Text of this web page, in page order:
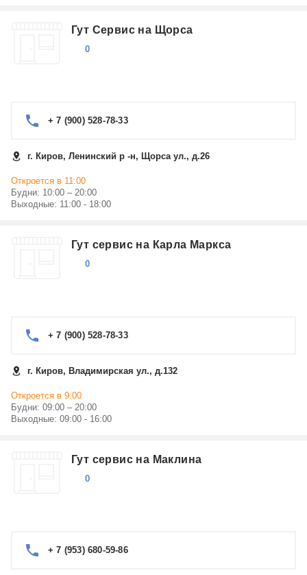
Гут Сервис на Щорса
0
+ 7 (900) 528-78-33
г. Киров, Ленинский р -н, Щорса ул., д.26
Откроется в 11:00
Будни: 10:00 – 20:00
Выходные: 11:00 - 18:00
Гут сервис на Карла Маркса
0
+ 7 (900) 528-78-33
г. Киров, Владимирская ул., д.132
Откроется в 9:00
Будни: 09:00 – 20:00
Выходные: 09:00 - 16:00
Гут сервис на Маклина
0
+ 7 (953) 680-59-86